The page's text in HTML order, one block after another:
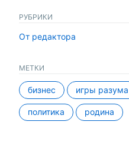
РУБРИКИ
От редактора
МЕТКИ
бизнес игры разума
политика родина